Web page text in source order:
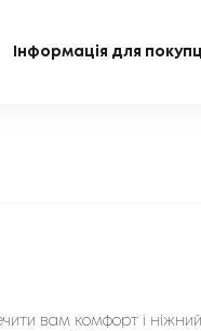
Інформація для
вам комфорт і